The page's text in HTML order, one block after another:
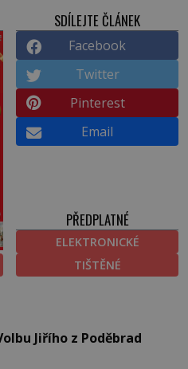
SDÍLEJTE ČLÁNEK
Facebook
Twitter
Pinterest
Email
PŘEDPLATNÉ
ELEKTRONICKÉ
TIŠTĚNÉ
Jiřího z Poděbrad